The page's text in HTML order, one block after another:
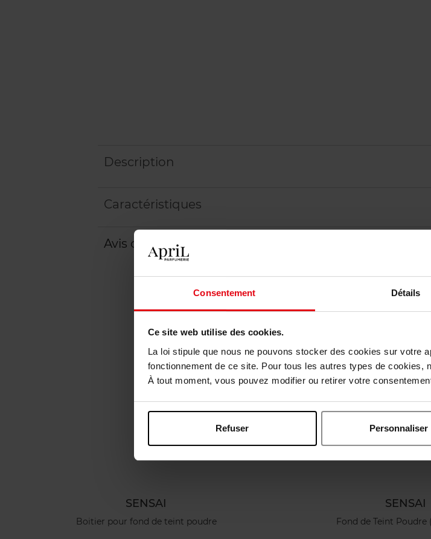
Consentement Détails
Ce site web utilise des cookies.
La loi stipule que nous ne pouvons stocker des cookies sur votre
fonctionnement de ce site. Pour tous les autres types de cookies,
À tout moment, vous pouvez modifier ou retirer votre
Refuser Personnaliser
Description
Caractéristiques
Avis client Politique relative aux avis des clients
Vous aimerez
SENSAI
Boitier pour fond de teint poudre
SENSAI
Fond de Teint Poudre